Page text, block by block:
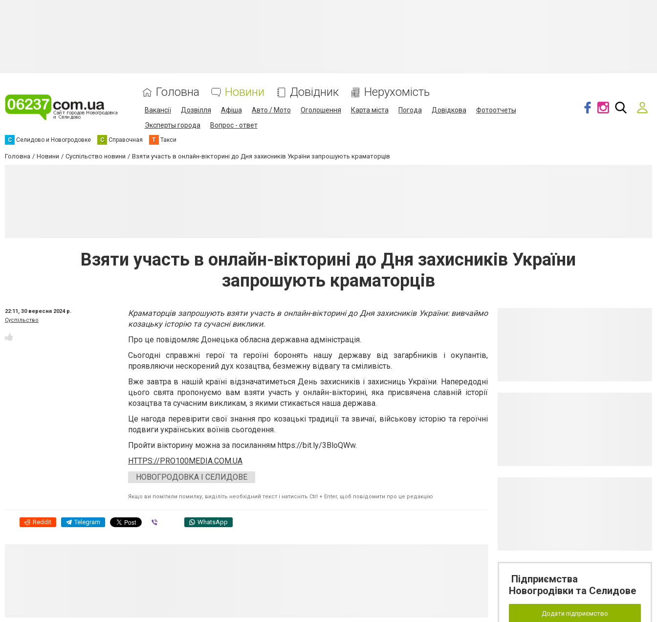
Головна Новини Довідник Нерухомість
Вакансії Дозвілля Афіша Авто / Мото Оголошення Карта міста Погода Довідкова
Фотоотчеты
Эксперты города
Вопрос - ответ
С Селидово и Новогродовке С Справочная Т Такси
Головна Новини Суспільство новини Взяти участь в онлайн-вікторині до Дня захисників України запрошують краматорців
Взяти участь в онлайн-вікторині до Дня захисників України
запрошують краматорців
22:11, 30 вересня 2024 р.
Суспільство
Краматорців запрошують взяти участь в онлайн-вікторині до Дня захисників України: вивчаймо
козацьку історію та сучасні виклики.
Про це повідомляє Донецька обласна державна адміністрація.
Сьогодні справжні герої та героїні боронять нашу державу від загарбників і окупантів,
проявляючи нескорений дух козацтва, безмежну відвагу та сміливість.
Вже завтра в нашій країні відзначатиметься День захисників і захисниць України. Напередодні
цього свята пропонуємо вам взяти участь у онлайн-вікторині, яка присвячена славній історії
козацтва та сучасним викликам, з якими стикається наша держава.
Це нагода перевірити свої знання про козацькі традиції та звичаї, військову історію та героїчні
подвиги українських воїнів сьогодення.
Пройти вікторину можна за посиланням https://bit.ly/3BloQWw.
HTTPS://PRO100MEDIA.COM.UA
НОВОГРОДОВКА І СЕЛИДОВЕ
Якщо ви помітили помилку, виділіть необхідний текст і натисніть Ctrl + Enter, щоб повідомити про це редакцію
Reddit Telegram WhatsApp
Підприємства
Новогродівки та Селидове
Додати підприємство